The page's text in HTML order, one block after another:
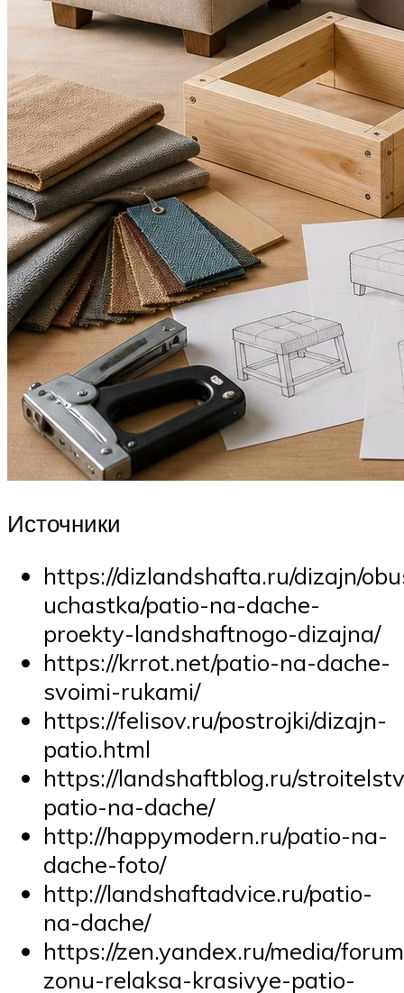
Источники
https://dizlandshafta.ru/dizajn/
uchastka/patio-na-dache-
proekty-landshaftnogo-dizajna/
https://krrot.net/patio-na-dache-
svoimi-rukami/
https://felisov.ru/postrojki/dizajn-
patio.html
https://landshaftblog.ru/
patio-na-dache/
http://happymodern.ru/patio-na-
dache-foto/
http://landshaftadvice.ru/patio-
na-dache/
https://zen.yandex.ru/media/
zonu-relaksa-krasivye-patio-